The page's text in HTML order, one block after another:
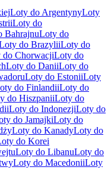
Loty do ArgentynyLoty
Loty do
BahrajnuLoty do
do BrazyliiLoty do
do ChorwacjiLoty do
Loty do DaniiLoty do
Loty do EstoniiLoty
do FinlandiiLoty do
do HiszpaniiLoty do
Loty do IndonezjiLoty do
do JamajkiLoty do
Loty do KanadyLoty do
do Korei
Loty do LibanuLoty do
Loty do MacedoniiLoty